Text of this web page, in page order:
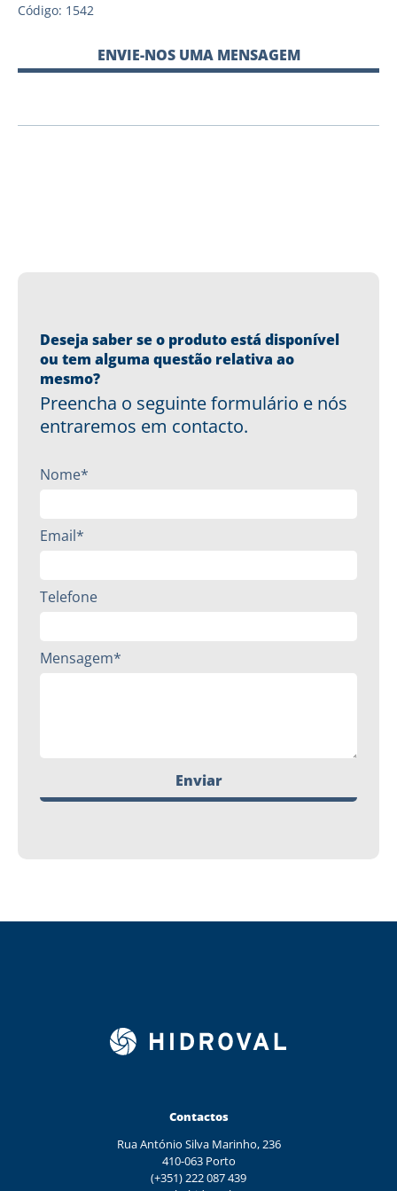
Código: 1542
ENVIE-NOS UMA MENSAGEM
Deseja saber se o produto está disponível
ou tem alguma questão relativa ao
mesmo?
Preencha o seguinte formulário e nós
entraremos em contacto.
Nome*
Email*
Telefone
Mensagem*
Enviar
Contactos
Rua António Silva Marinho, 236
410-063 Porto
(+351) 222 087 439